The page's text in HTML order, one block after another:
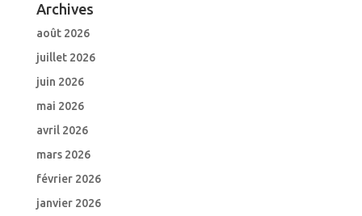
Archives
août 2026
juillet 2026
juin 2026
mai 2026
avril 2026
mars 2026
février 2026
janvier 2026